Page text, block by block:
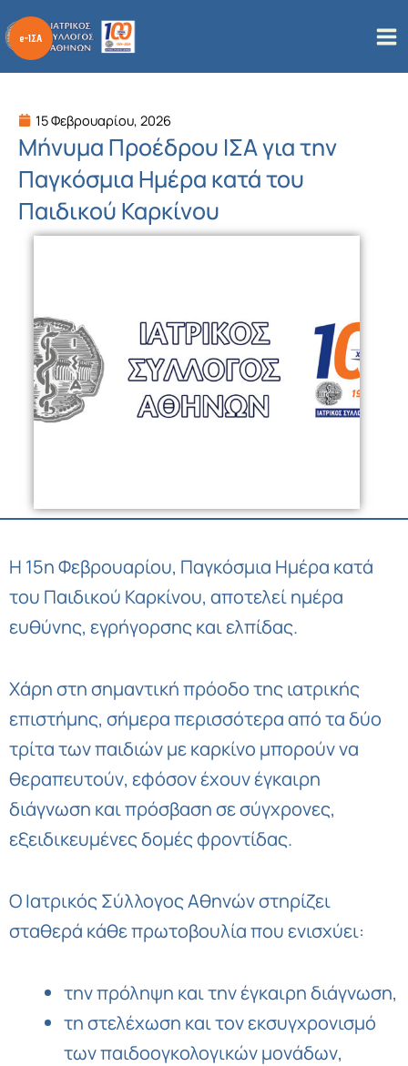
στο
περιεχόμενο
15 Φεβρουαρίου, 2026
Μήνυμα Προέδρου ΙΣΑ για την
Παγκόσμια Ημέρα κατά του
Παιδικού Καρκίνου
Η 15η Φεβρουαρίου, Παγκόσμια Ημέρα κατά
του Παιδικού Καρκίνου, αποτελεί ημέρα
ευθύνης, εγρήγορσης και ελπίδας.
Χάρη στη σημαντική πρόοδο της ιατρικής
επιστήμης, σήμερα περισσότερα από τα δύο
τρίτα των παιδιών με καρκίνο μπορούν να
θεραπευτούν, εφόσον έχουν έγκαιρη
διάγνωση και πρόσβαση σε σύγχρονες,
εξειδικευμένες δομές φροντίδας.
Ο Ιατρικός Σύλλογος Αθηνών στηρίζει
σταθερά κάθε πρωτοβουλία που ενισχύει:
την πρόληψη και την έγκαιρη διάγνωση,
τη στελέχωση και τον εκσυγχρονισμό
των παιδοογκολογικών μονάδων,